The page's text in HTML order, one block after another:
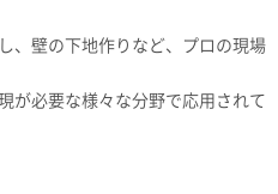
、壁の下地作りなど、プロの現場
が必要な様々な分野で応用されて